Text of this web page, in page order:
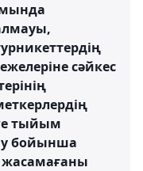
сәйкес
тыйым
бойынша
жасамағаны